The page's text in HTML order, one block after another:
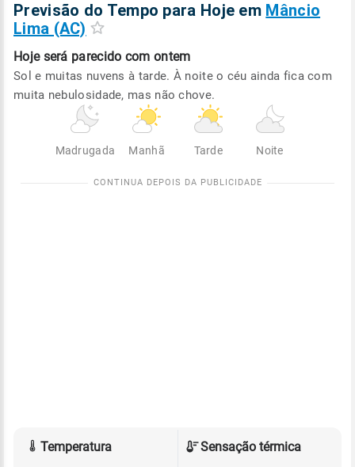
Previsão do Tempo para Hoje em Mâncio
Lima (AC)
Hoje será parecido com ontem
Sol e muitas nuvens à tarde. À noite o céu ainda fica com
muita nebulosidade, mas não chove.
Madrugada Manhã Tarde Noite
Temperatura
Sensação térmica